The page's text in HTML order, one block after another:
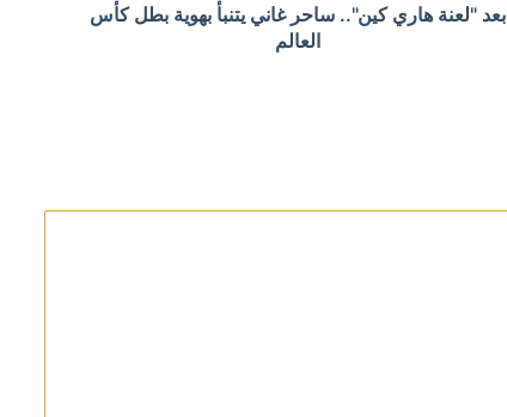
بعد "لعنة هاري كين".. ساحر غاني يتنبأ بهوية بطل كأس
العالم